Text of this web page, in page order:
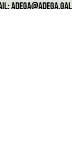
adega@adega.gal